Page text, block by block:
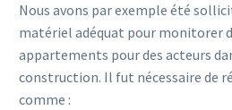
Nous avons par exemple été
matériel adéquat pour monitorer
appartements pour des acteurs
construction. Il fut nécessaire de
comme :